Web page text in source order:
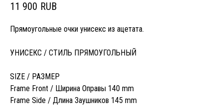
11 900 RUB
Прямоугольные очки унисекс из ацетата.
УНИСЕКС / СТИЛЬ ПРЯМОУГОЛЬНЫЙ
SIZE / РАЗМЕР
Frame Front / Ширина Оправы 140 mm
Frame Side / Длина Заушников 145 mm